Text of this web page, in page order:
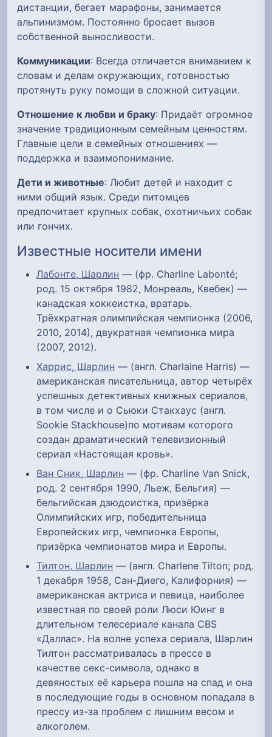
дистанции, бегает марафоны, занимается
альпинизмом. Постоянно бросает вызов
собственной выносливости.
Коммуникации: Всегда отличается вниманием к
словам и делам окружающих, готовностью
протянуть руку помощи в сложной ситуации.
Отношение к любви и браку: Придаёт огромное
значение традиционным семейным ценностям.
Главные цели в семейных отношениях —
поддержка и взаимопонимание.
Дети и животные: Любит детей и находит с
ними общий язык. Среди питомцев
предпочитает крупных собак, охотничьих собак
или гончих.
Известные носители имени
Лабонте, Шарлин — (фр. Charline Labonté;
род. 15 октября 1982, Монреаль, Квебек) —
канадская хоккеистка, вратарь.
Трёхкратная олимпийская чемпионка (2006,
2010, 2014), двукратная чемпионка мира
(2007, 2012).
Харрис, Шарлин — (англ. Charlaine Harris) —
американская писательница, автор четырёх
успешных детективных книжных сериалов,
в том числе и о Сьюки Стакхаус (англ.
Sookie Stackhouse)по мотивам которого
создан драматический телевизионный
сериал «Настоящая кровь».
Ван Сник, Шарлин — (фр. Charline Van Snick,
род. 2 сентября 1990, Льеж, Бельгия) —
бельгийская дзюдоистка, призёрка
Олимпийских игр, победительница
Европейских игр, чемпионка Европы,
призёрка чемпионатов мира и Европы.
Тилтон, Шарлин — (англ. Charlene Tilton; род.
1 декабря 1958, Сан-Диего, Калифорния) —
американская актриса и певица, наиболее
известная по своей роли Люси Юинг в
длительном телесериале канала CBS
«Даллас». На волне успеха сериала, Шарлин
Тилтон рассматривалась в прессе в
качестве секс-символа, однако в
девяностых её карьера пошла на спад и она
в последующие годы в основном попадала в
прессу из-за проблем с лишним весом и
алкоголем.